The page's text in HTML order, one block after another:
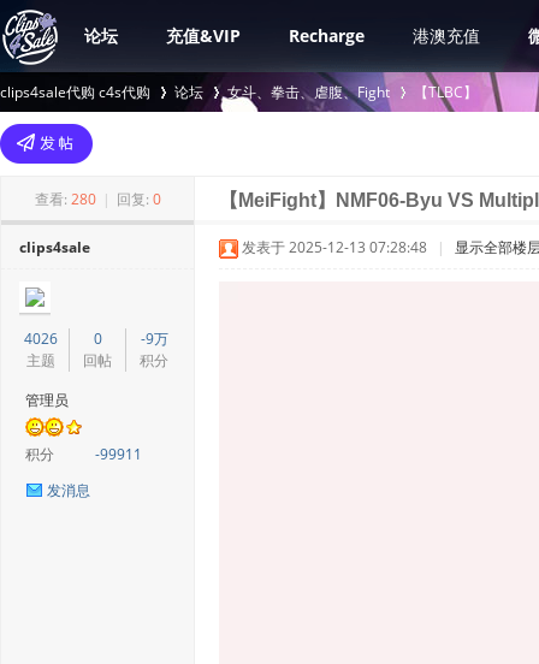
论坛 充值&VIP Recharge 港澳充值
clips4sale代购 c4s代购
>
论坛 女斗、拳击、虐腹、Fight
›
【TLBC】
查看: 280 | 回复: 0 【MeiFight】NMF06-Byu VS
clips4sale
4026
主题
0
回帖
-9万
积分
管理员
积分
-99911
发消息
发表于 2025-12-13 07:28:48 | 显示全部楼